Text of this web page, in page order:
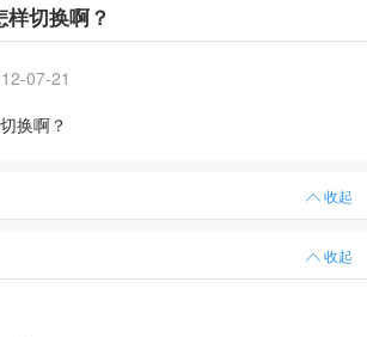
切换啊？
07-21
换啊？
收起
收起